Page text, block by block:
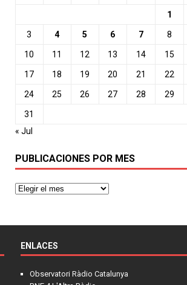
1
3 4 5 6 7 8
10 11 12 13 14 15
17 18 19 20 21 22
24 25 26 27 28 29
31
« Jul
PUBLICACIONES POR MES
ENLACES
Observatori Ràdio Catalunya